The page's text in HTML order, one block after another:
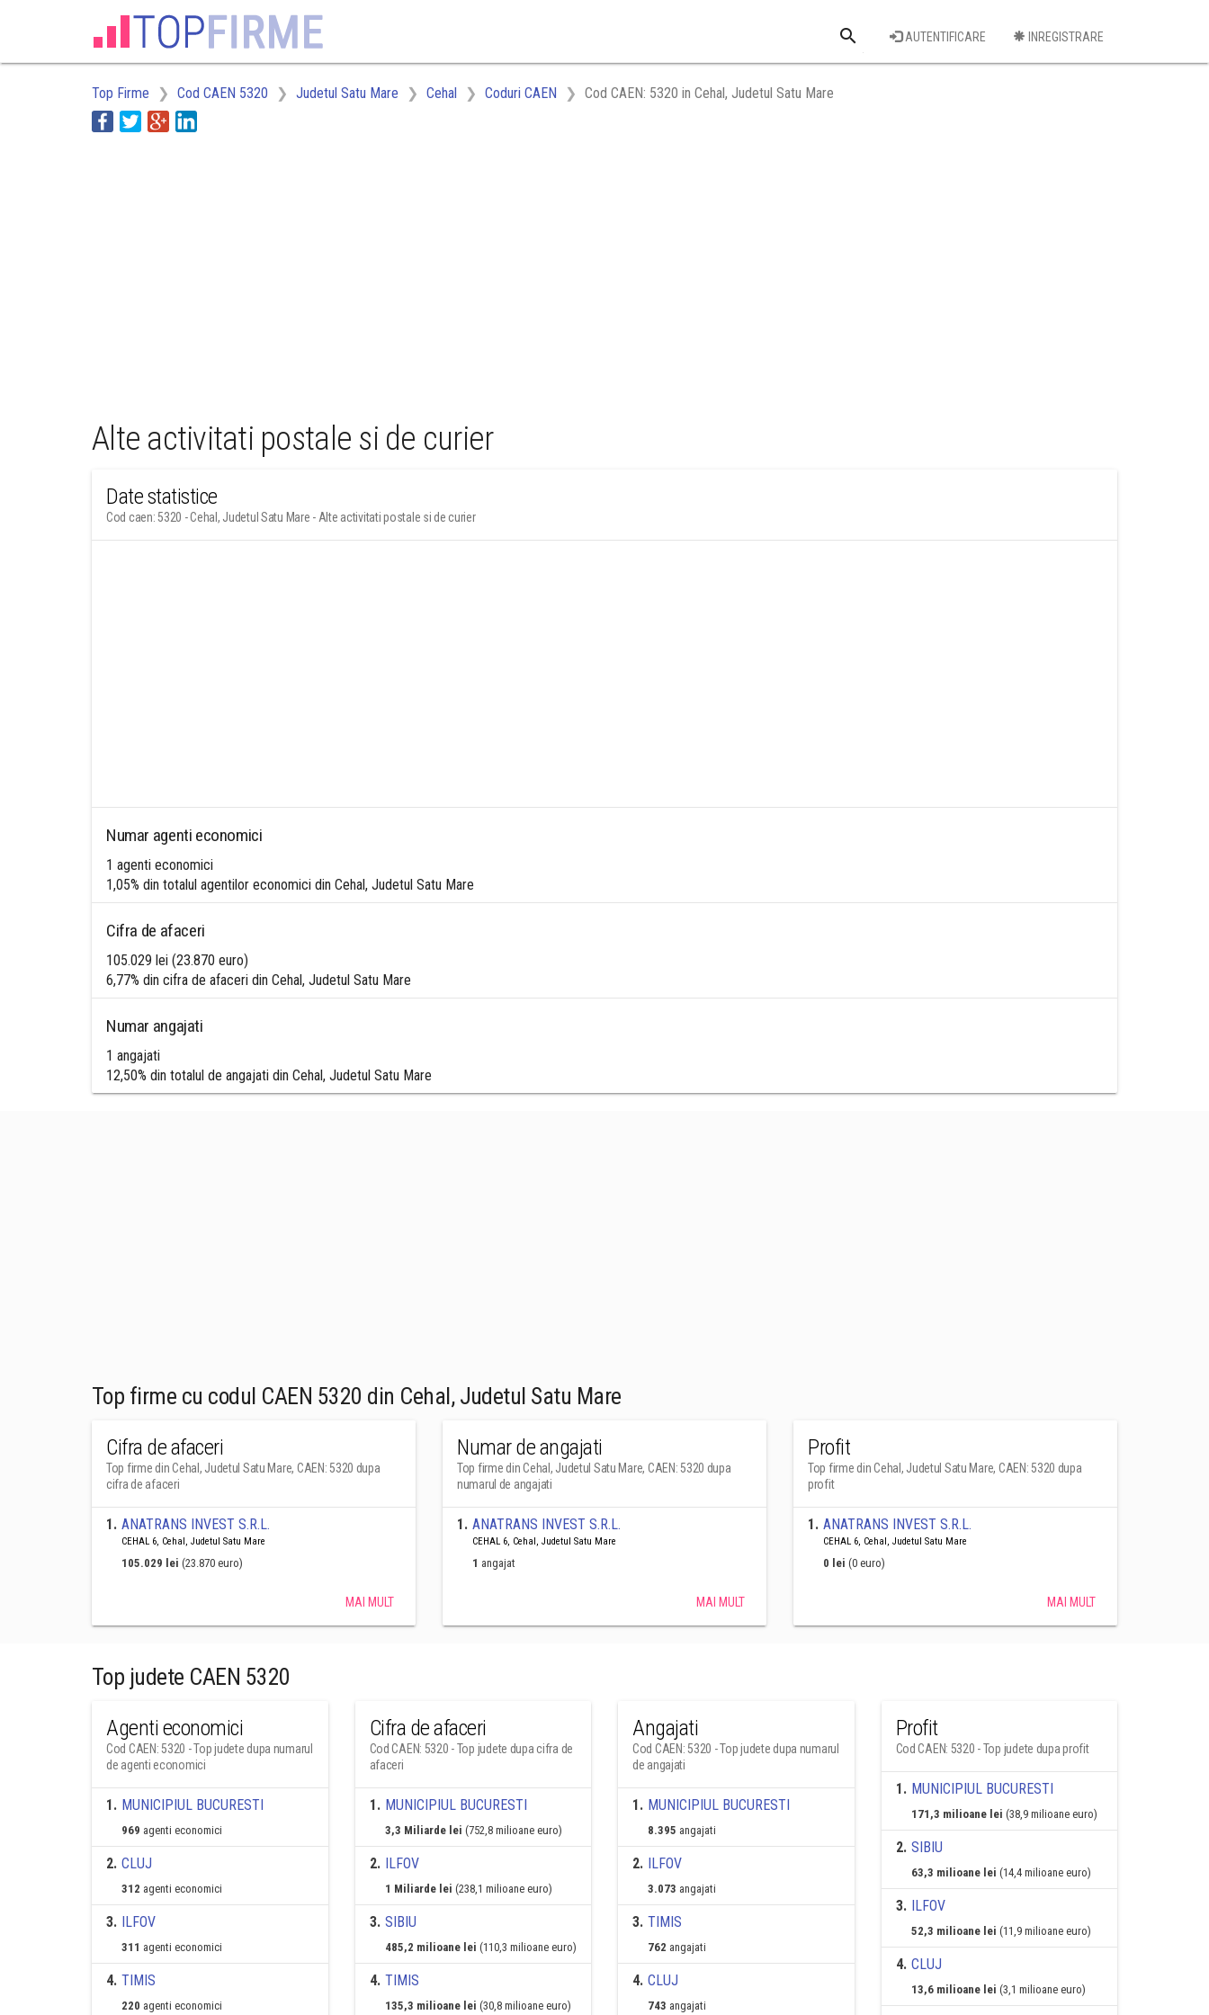
search
Cauta o firma
AUTENTIFICARE INREGISTRARE
Top Firme Cod CAEN 5320 Judetul Satu Mare Cehal Coduri CAEN Cod CAEN: 5320 in Cehal, Judetul Satu Mare
Alte activitati postale si de curier
Date statistice
Cod caen: 5320 - Cehal, Judetul Satu Mare - Alte activitati postale si de curier
Numar agenti economici
1 agenti economici
1,05% din totalul agentilor economici din Cehal, Judetul Satu Mare
Cifra de afaceri
105.029 lei (23.870 euro)
6,77% din cifra de afaceri din Cehal, Judetul Satu Mare
Numar angajati
1 angajati
12,50% din totalul de angajati din Cehal, Judetul Satu Mare
Top firme cu codul CAEN 5320 din Cehal, Judetul Satu Mare
Cifra de afaceri
Top firme din Cehal, Judetul Satu Mare, CAEN: 5320 dupa
cifra de afaceri
1. ANATRANS INVEST S.R.L.
CEHAL 6, Cehal, Judetul Satu Mare
105.029 lei (23.870 euro)
MAI MULT
Numar de angajati
Top firme din Cehal, Judetul Satu Mare, CAEN: 5320 dupa
numarul de angajati
1. ANATRANS INVEST S.R.L.
CEHAL 6, Cehal, Judetul Satu Mare
1 angajat
MAI MULT
Profit
Top firme din Cehal, Judetul Satu Mare, CAEN: 5320 dupa
profit
1. ANATRANS INVEST S.R.L.
CEHAL 6, Cehal, Judetul Satu Mare
0 lei (0 euro)
MAI MULT
Top judete CAEN 5320
Agenti economici
Cod CAEN: 5320 - Top judete dupa numarul
de agenti economici
1. MUNICIPIUL BUCURESTI
969 agenti economici
2. CLUJ
312 agenti economici
3. ILFOV
311 agenti economici
4. TIMIS
220 agenti economici
Cifra de afaceri
Cod CAEN: 5320 - Top judete dupa cifra de
afaceri
1. MUNICIPIUL BUCURESTI
3,3 Miliarde lei (752,8 milioane euro)
2. ILFOV
1 Miliarde lei (238,1 milioane euro)
3. SIBIU
485,2 milioane lei (110,3 milioane euro)
4. TIMIS
135,3 milioane lei (30,8 milioane euro)
Angajati
Cod CAEN: 5320 - Top judete dupa numarul
de angajati
1. MUNICIPIUL BUCURESTI
8.395 angajati
2. ILFOV
3.073 angajati
3. TIMIS
762 angajati
4. CLUJ
743 angajati
Profit
Cod CAEN: 5320 - Top judete dupa profit
1. MUNICIPIUL BUCURESTI
171,3 milioane lei (38,9 milioane euro)
2. SIBIU
63,3 milioane lei (14,4 milioane euro)
3. ILFOV
52,3 milioane lei (11,9 milioane euro)
4. CLUJ
13,6 milioane lei (3,1 milioane euro)